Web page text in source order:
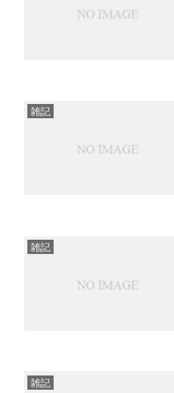
雑記
雑記
雑記